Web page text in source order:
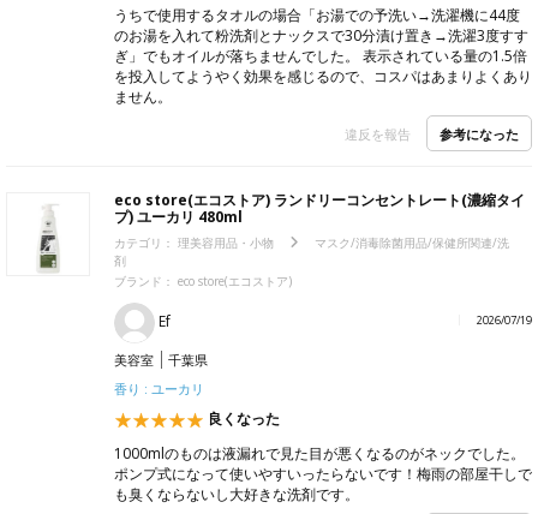
うちで使用するタオルの場合「お湯での予洗い→洗濯機に44度
のお湯を入れて粉洗剤とナックスで30分漬け置き→洗濯3度すす
ぎ」でもオイルが落ちませんでした。 表示されている量の1.5倍
を投入してようやく効果を感じるので、コスパはあまりよくあり
ません。
違反を報告 参考になった
eco store(エコストア) ランドリーコンセントレート(濃縮タイ
プ) ユーカリ 480ml
カテゴリ： 理美容用品・小物
マスク/消毒除菌用品/保健所関連/洗
剤
ブランド： eco store(エコストア)
Ef 2026/07/19
美容室
千葉県
香り : ユーカリ
良くなった
1000mlのものは液漏れで見た目が悪くなるのがネックでした。
ポンプ式になって使いやすいったらないです！梅雨の部屋干しで
も臭くならないし大好きな洗剤です。